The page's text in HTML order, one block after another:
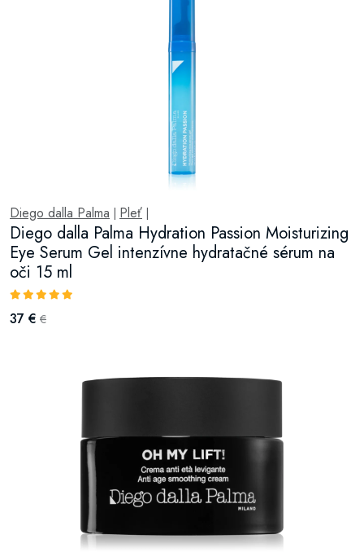
Diego dalla Palma Pleť
Diego dalla Palma Hydration Passion Moisturizing
Eye Serum Gel intenzívne hydratačné sérum na
oči 15 ml
37 € €